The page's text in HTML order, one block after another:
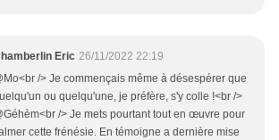
Eric 26/11/2022 22:19
/> Je commençais même à désespérer que
ou quelqu'une, je préfère, s'y colle !<br />
/> Je mets pourtant tout en œuvre pour
cette frénésie. En témoigne a dernière mise